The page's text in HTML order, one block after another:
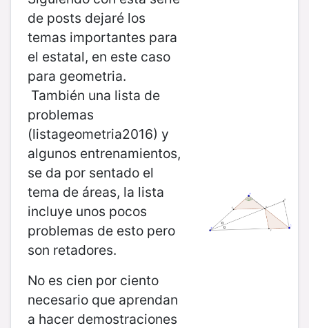
de posts dejaré los
temas importantes para
el estatal, en este caso
para geometria.
También una lista de
problemas
(listageometria2016) y
algunos entrenamientos,
se da por sentado el
tema de áreas, la lista
incluye unos pocos
problemas de esto pero
son retadores.
No es cien por ciento
necesario que aprendan
a hacer demostraciones